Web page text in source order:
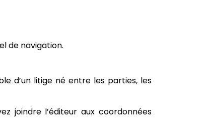
de navigation.
d’un litige né entre les parties, les
joindre l’éditeur aux coordonnées